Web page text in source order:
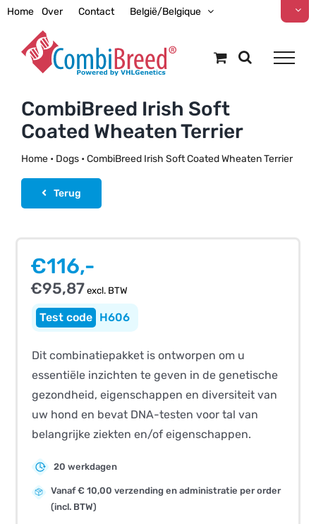
Ga
inhoud
Home Over Contact België/Belgique
CombiBreed Irish Soft
Coated Wheaten Terrier
Home• Dogs• CombiBreed Irish Soft Coated Wheaten Terrier
Terug
€116,-
€95,87 excl. BTW
H606
Dit combinatiepakket is ontworpen om u
essentiële inzichten te geven in de genetische
gezondheid, eigenschappen en diversiteit van
uw hond en bevat DNA-testen voor tal van
belangrijke ziekten en/of eigenschappen.
20 werkdagen
Vanaf € 10,00 verzending en administratie per order
(incl. BTW)